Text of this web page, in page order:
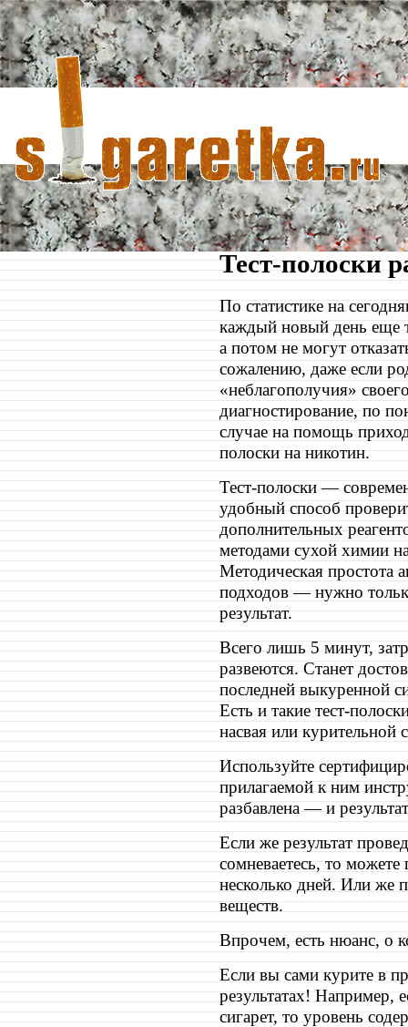
Тест-полоски
По статистике на
каждый новый день еще
а потом не могут
сожалению, даже если
«неблагополучия»
диагностирование, по
случае на помощь
полоски на никотин.
Тест-полоски —
удобный способ
дополнительных
методами сухой химии
Методическая простота
подходов — нужно
результат.
Всего лишь 5 минут,
развеются. Станет
последней выкуренной
Есть и такие тест-
насвая или курительной
Используйте
прилагаемой к ним
разбавлена — и
Если же результат
сомневаетесь, то можете
несколько дней. Или же
веществ.
Впрочем, есть нюанс, о
Если вы сами курите в
результатах! Например,
сигарет, то уровень